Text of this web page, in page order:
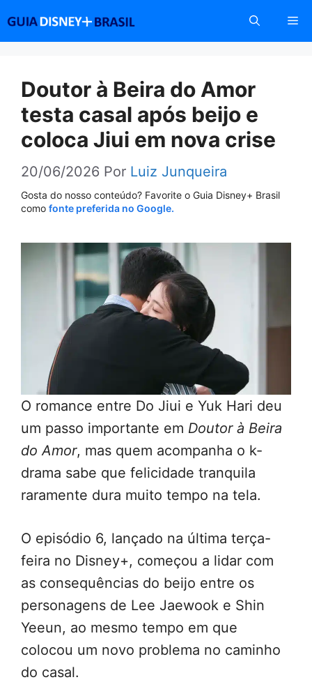
conteúdo
Doutor à Beira do Amor
testa casal após beijo e
coloca Jiui em nova crise
20/06/2026 Por Luiz Junqueira
Gosta do nosso conteúdo? Favorite o Guia Disney+ Brasil
como fonte preferida no Google.
O romance entre Do Jiui e Yuk Hari deu
um passo importante em Doutor à Beira
do Amor, mas quem acompanha o k-
drama sabe que felicidade tranquila
raramente dura muito tempo na tela.
O episódio 6, lançado na última terça-
feira no Disney+, começou a lidar com
as consequências do beijo entre os
personagens de Lee Jaewook e Shin
Yeeun, ao mesmo tempo em que
colocou um novo problema no caminho
do casal.